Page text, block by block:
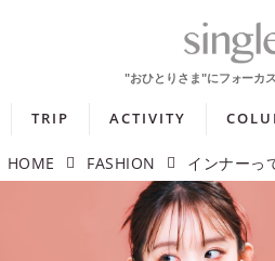
TRIP ACTIVITY
HOME FASHION